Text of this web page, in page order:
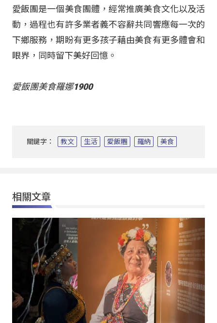
愛飯團是一個美食團體，經常推廣美食文化以及活
動，過程也有許多業者義不容辭共同響應每一次的
下鄉服務，期盼有更多孩子藉由美食有更多體會和
眼界，同時留下美好回憶。
愛飯團美食羅娜1900
關鍵字： 教文 生活 愛飯糰 羅納 美食
相關文章